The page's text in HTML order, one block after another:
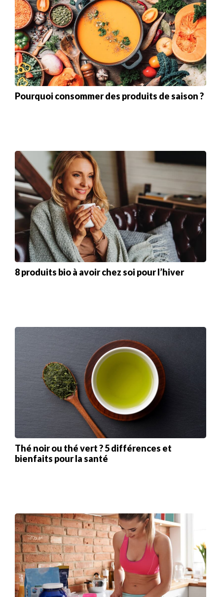
Pourquoi consommer des produits de saison ?
8 produits bio à avoir chez soi pour l’hiver
Thé noir ou thé vert ? 5 différences et
bienfaits pour la santé